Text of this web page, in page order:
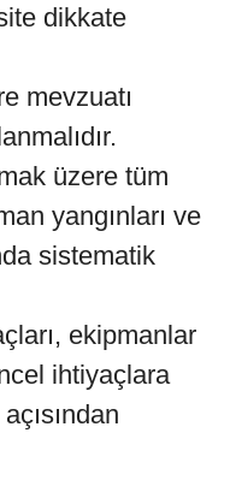
dikkate
mevzuatı
üzere tüm
yangınları ve
sistematik
ekipmanlar
ihtiyaçlara